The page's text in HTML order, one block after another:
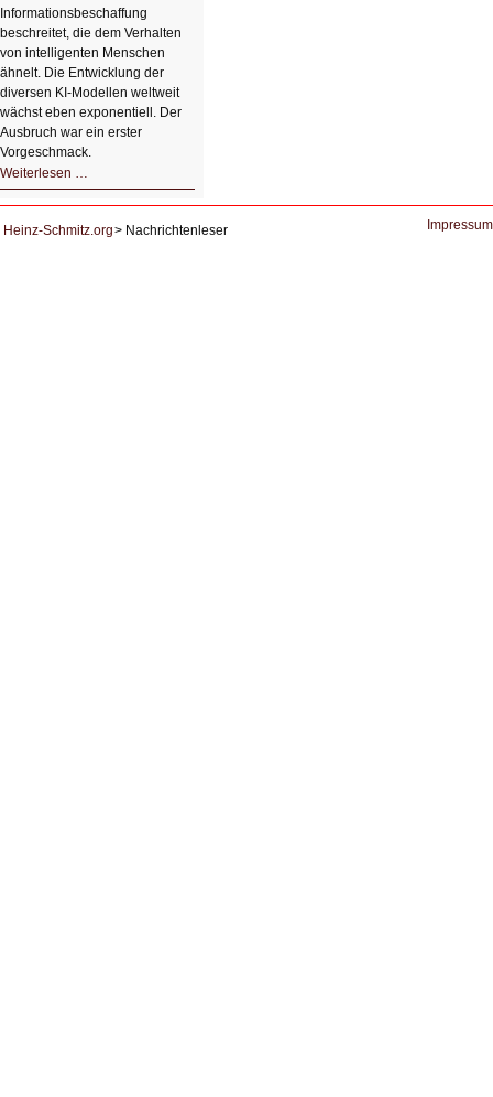
Informationsbeschaffung
beschreitet, die dem Verhalten
von intelligenten Menschen
ähnelt. Die Entwicklung der
diversen KI-Modellen weltweit
wächst eben exponentiell. Der
Ausbruch war ein erster
Vorgeschmack.
Weiterlesen …
Der
KI
Heinz-Schmitz.org Nachrichtenleser Impressum